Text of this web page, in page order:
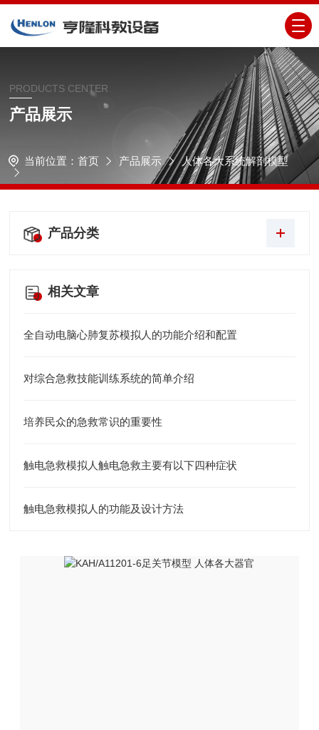
PRODUCTS CENTER
产品展示
当前位置： 首页 产品展示 人体各大系统解剖模型
产品分类
相关文章
全自动电脑心肺复苏模拟人的功能介绍和配置
对综合急救技能训练系统的简单介绍
培养民众的急救常识的重要性
触电急救模拟人触电急救主要有以下四种症状
触电急救模拟人的功能及设计方法